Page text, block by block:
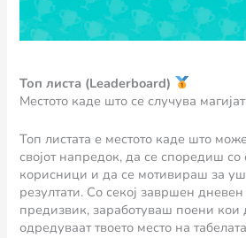
Топ листа (Leaderboard)
Местото каде што се случува
Топ листата е местото каде што
својот напредок, да се споредиш со
корисници и да се мотивираш за
резултати. Со секој завршен
предизвик, заработуваш поени кои
одредуваат твоето место на